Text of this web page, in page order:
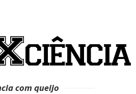
com queijo